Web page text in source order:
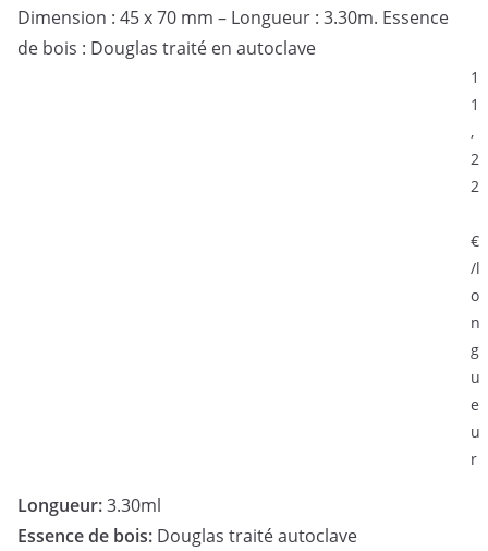
Dimension : 45 x 70 mm – Longueur : 3.30m. Essence
de bois : Douglas traité en autoclave
1
1
,
2
2
€
/l
o
n
g
u
e
u
r
Longueur:3.30ml
Essence de bois: Douglas traité autoclave